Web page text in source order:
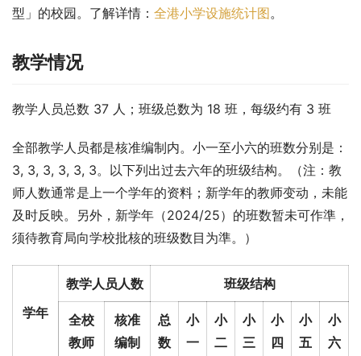
型」的校园。了解详情： 全港小学设施统计图。
教学情况
教学人员总数 37 人；班级总数为 18 班，每级约有 3 班
全部教学人员都是核准编制内。小一至小六的班数分别是：
3, 3, 3, 3, 3, 3。以下列出过去六年的班级结构。（注：教
师人数通常是上一个学年的资料；新学年的教师变动，未能
及时反映。另外，新学年（2024/25）的班数暂未可作準，
须待教育局向学校批核的班级数目为準。）
学年
教学人员人数 班级结构
全校
教师
核准
编制
总
数
小
一
小
二
小
三
小
四
小
五
小
六